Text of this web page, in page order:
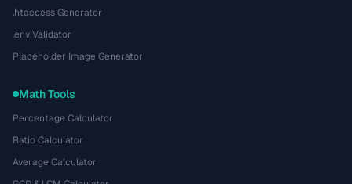
.htaccess Generator
.env Validator
Placeholder Image Generator
Math Tools
Percentage Calculator
Ratio Calculator
Average Calculator